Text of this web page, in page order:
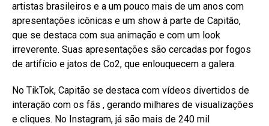
artistas brasileiros e a um pouco mais de um anos com
apresentações icônicas e um show à parte de Capitão,
que se destaca com sua animação e com um look
irreverente. Suas apresentações são cercadas por fogos
de artifício e jatos de Co2, que enlouquecem a galera.
No TikTok, Capitão se destaca com vídeos divertidos de
interação com os fãs , gerando milhares de visualizações
e cliques. No Instagram, já são mais de 240 mil